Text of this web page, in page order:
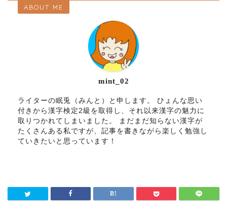
ABOUT ME
mint_02
ライターの眠兎（みんと）と申します。 ひょんな思い
付きから漢字検定2級を取得し、それ以来漢字の魅力に
取りつかれてしまいました。 まだまだ知らない漢字が
たくさんある私ですが、記事を書きながら楽しく勉強し
ていきたいと思っています！